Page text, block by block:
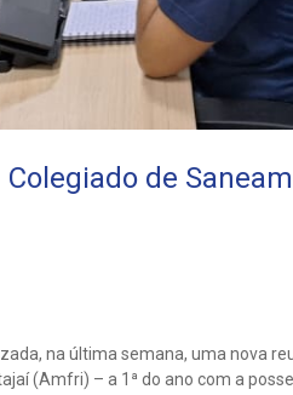
Colegiado de
na última semana, uma nova
(Amfri) – a 1ª do ano com a